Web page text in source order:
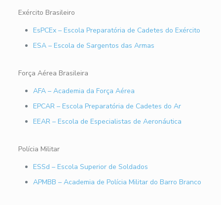
Exército Brasileiro
EsPCEx – Escola Preparatória de Cadetes do Exército
ESA – Escola de Sargentos das Armas
Força Aérea Brasileira
AFA – Academia da Força Aérea
EPCAR – Escola Preparatória de Cadetes do Ar
EEAR – Escola de Especialistas de Aeronáutica
Polícia Militar
ESSd – Escola Superior de Soldados
APMBB – Academia de Polícia Militar do Barro Branco